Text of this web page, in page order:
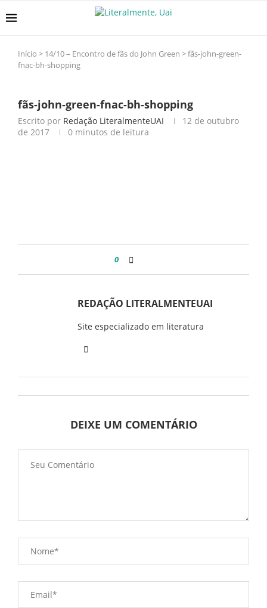
Início > 14/10 – Encontro de fãs do John Green >fãs-john-green-
fnac-bh-shopping
fãs-john-green-fnac-bh-shopping
Escrito por Redação LiteralmenteUAI
12 de outubro
de 2017
0 minutos de leitura
0
REDAÇÃO LITERALMENTEUAI
Site especializado em literatura
DEIXE UM COMENTÁRIO